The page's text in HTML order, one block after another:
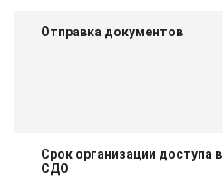
Отправка документов
Срок организации доступа в
СДО